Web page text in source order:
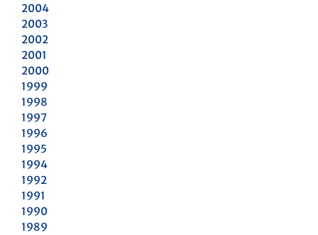
2004
2003
2002
2001
2000
1999
1998
1997
1996
1995
1994
1992
1991
1990
1989